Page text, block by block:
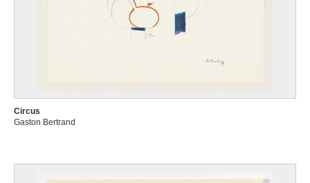
Circus
Gaston Bertrand